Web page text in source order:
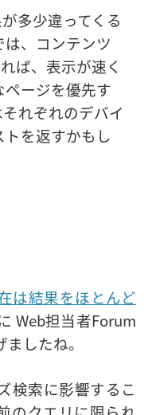
多少違ってくる
、コンテンツ
ば、表示が速く
ージを優先す
れぞれのデバイ
を返すかもし
は結果をほとんど
Web担当者Forum
したね。
検索に影響するこ